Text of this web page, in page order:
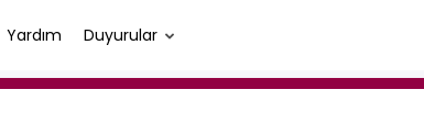
Yardım Duyurular